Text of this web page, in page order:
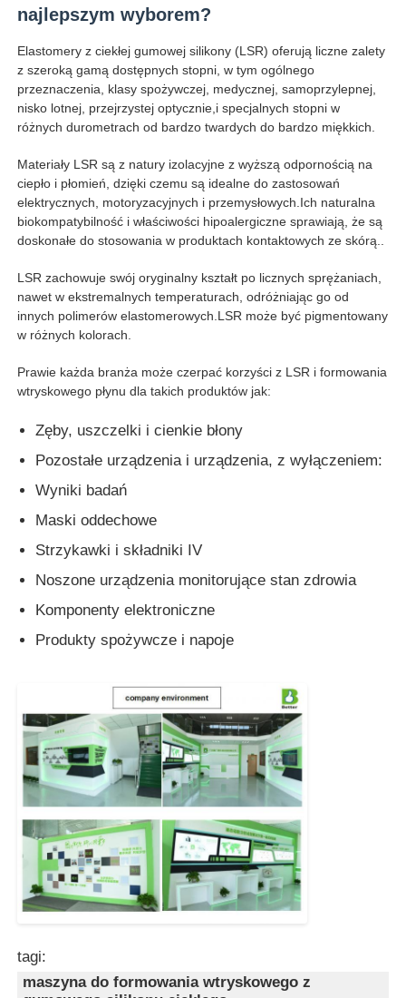
Wycieczka po fabryce
Kontrola jakości
Skontaktuj się z nami
Aktualności
Wszystkie przypadki
Poprosić o wycenę
Maszyna do formowania wtryskowego Lsr
maszyna do formowania wtryskowego silikonu
System dawkowania LSR
Wstrzykiwacze odlewy z kauczuku silikonowego
Odlewanie płynnego silikonu
Silikonowy gumowy wtrysk formowania
najlepszym wyborem?
Elastomery z ciekłej gumowej silikony (LSR) oferują liczne zalety
z szeroką gamą dostępnych stopni, w tym ogólnego
przeznaczenia, klasy spożywczej, medycznej, samoprzylepnej,
nisko lotnej, przejrzystej optycznie,i specjalnych stopni w
różnych durometrach od bardzo twardych do bardzo miękkich.
Materiały LSR są z natury izolacyjne z wyższą odpornością na
ciepło i płomień, dzięki czemu są idealne do zastosowań
elektrycznych, motoryzacyjnych i przemysłowych.Ich naturalna
biokompatybilność i właściwości hipoalergiczne sprawiają, że są
doskonałe do stosowania w produktach kontaktowych ze skórą..
LSR zachowuje swój oryginalny kształt po licznych sprężaniach,
nawet w ekstremalnych temperaturach, odróżniając go od
innych polimerów elastomerowych.LSR może być pigmentowany
w różnych kolorach.
Prawie każda branża może czerpać korzyści z LSR i formowania
wtryskowego płynu dla takich produktów jak:
Zęby, uszczelki i cienkie błony
Pozostałe urządzenia i urządzenia, z wyłączeniem:
Wyniki badań
Maski oddechowe
Strzykawki i składniki IV
Noszone urządzenia monitorujące stan zdrowia
Komponenty elektroniczne
Produkty spożywcze i napoje
tagi:
maszyna do formowania wtryskowego z